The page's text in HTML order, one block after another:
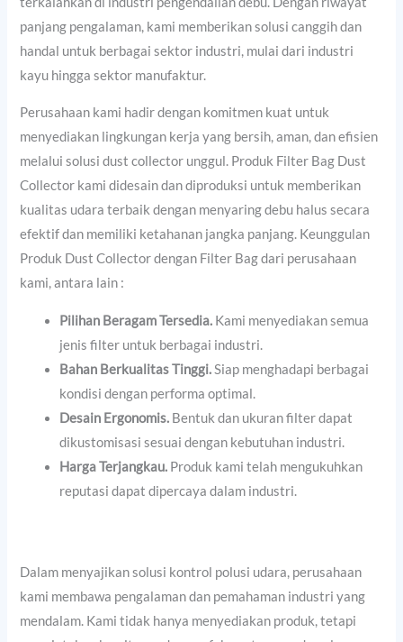
panjang pengalaman, kami memberikan solusi canggih dan
handal untuk berbagai sektor industri, mulai dari industri
kayu hingga sektor manufaktur.
Perusahaan kami hadir dengan komitmen kuat untuk
menyediakan lingkungan kerja yang bersih, aman, dan efisien
melalui solusi dust collector unggul. Produk Filter Bag Dust
Collector kami didesain dan diproduksi untuk memberikan
kualitas udara terbaik dengan menyaring debu halus secara
efektif dan memiliki ketahanan jangka panjang. Keunggulan
Produk Dust Collector dengan Filter Bag dari perusahaan
kami, antara lain :
Pilihan Beragam Tersedia. Kami menyediakan semua
jenis filter untuk berbagai industri.
Bahan Berkualitas Tinggi.Siap menghadapi berbagai
kondisi dengan performa optimal.
Desain Ergonomis. Bentuk dan ukuran filter dapat
dikustomisasi sesuai dengan kebutuhan industri.
Harga Terjangkau. Produk kami telah mengukuhkan
reputasi dapat dipercaya dalam industri.
Dalam menyajikan solusi kontrol polusi udara, perusahaan
kami membawa pengalaman dan pemahaman industri yang
mendalam. Kami tidak hanya menyediakan produk, tetapi